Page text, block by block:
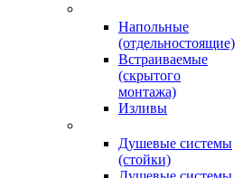
Напольные
(отдельностоящие)
Встраиваемые
(скрытого
монтажа)
Изливы
Душевые системы
(стойки)